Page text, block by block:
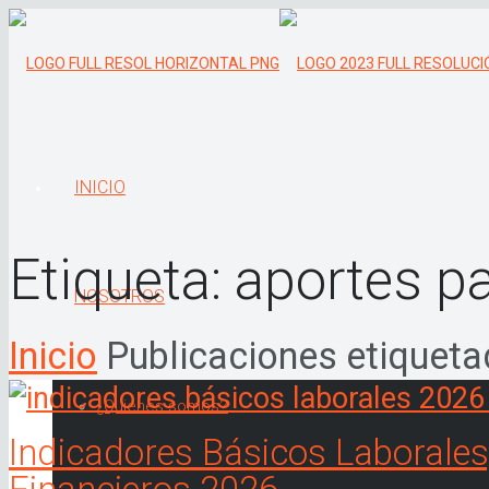
INICIO
NOSOTROS
¿Quiénes somos?
Etiqueta: aportes
Inicio Publicaciones
Indicadores Básicos